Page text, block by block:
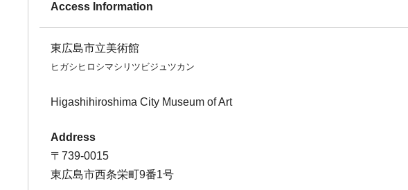
Access Information
東広島市立美術館
ヒガシヒロシマシリツビジュツカン
Higashihiroshima City Museum of Art
Address
〒739-0015
東広島市西条栄町9番1号